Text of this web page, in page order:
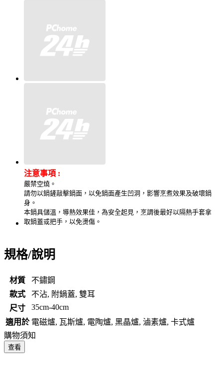
注意事項 :
嚴禁空燒。
請勿以鍋鏟敲擊鍋面，以免鍋面產生凹洞，影響烹煮效果及破壞鍋
身。
本鍋具儲溫，導熱效果佳，為安全起見，烹調後最好以隔熱手套拿
取鍋蓋或把手，以免燙傷。
規格/說明
材質
不鏽鋼
款式
不沾, 附鍋蓋, 雙耳
尺寸
35cm-40cm
適用於 電磁爐, 瓦斯爐, 電陶爐, 黑晶爐, 滷素爐, 卡式爐
購物須知
查看